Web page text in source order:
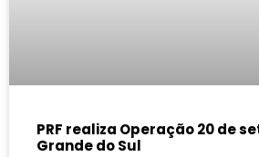
PRF realiza Operação 20 de
Grande do Sul